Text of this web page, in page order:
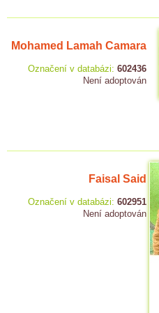
Mohamed Lamah Camara
Označení v databázi: 602436
Není adoptován
Faisal Said
Označení v databázi: 602951
Není adoptován